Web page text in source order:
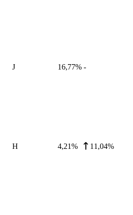
J 16,77% -
H 4,21% 11,04%